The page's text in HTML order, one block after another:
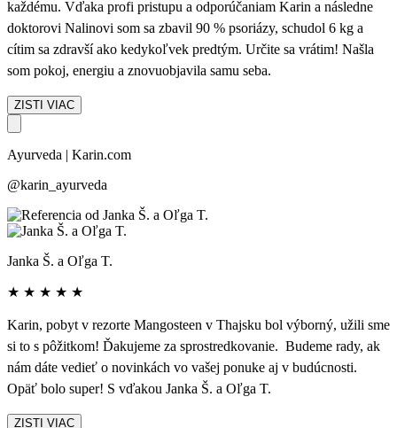
každému. Vďaka profi pristupu a odporúčaniam Karin a následne
doktorovi Nalinovi som sa zbavil 90 % psoriázy, schudol 6 kg a
cítim sa zdravší ako kedykoľvek predtým. Určite sa vrátim! Našla
som pokoj, energiu a znovuobjavila samu seba.
ZISTI VIAC
Ayurveda | Karin.com
@karin_ayurveda
Janka Š. a Oľga T.
★ ★ ★ ★ ★
Karin, pobyt v rezorte Mangosteen v Thajsku bol výborný, užili sme
si to s pôžitkom! Ďakujeme za sprostredkovanie. Budeme rady, ak
nám dáte vedieť o novinkách vo vašej ponuke aj v budúcnosti.
Opäť bolo super! S vďakou Janka Š. a Oľga T.
ZISTI VIAC